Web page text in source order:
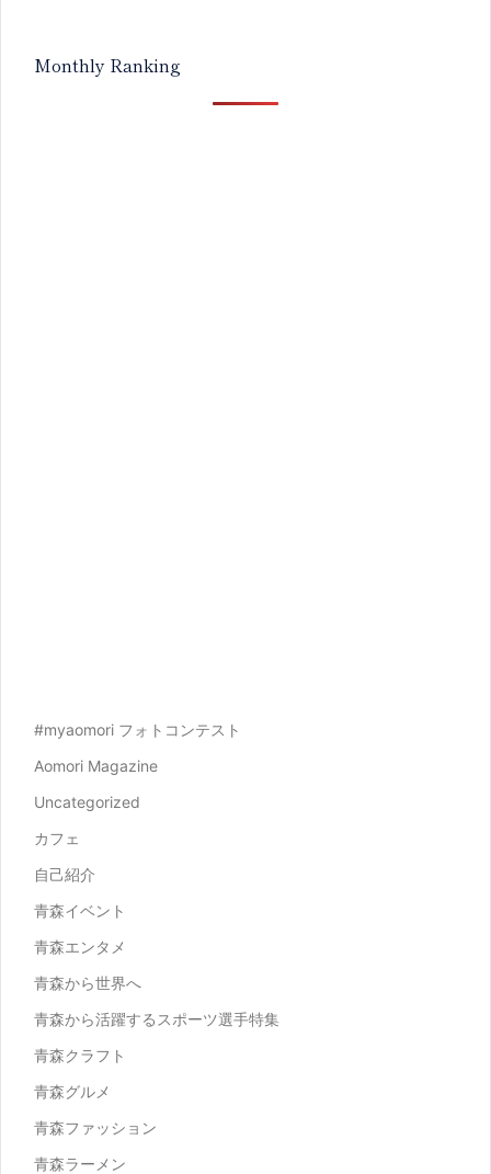
Monthly Ranking
#myaomori フォトコンテスト
Aomori Magazine
Uncategorized
カフェ
自己紹介
青森イベント
青森エンタメ
青森から世界へ
青森から活躍するスポーツ選手特集
青森クラフト
青森グルメ
青森ファッション
青森ラーメン